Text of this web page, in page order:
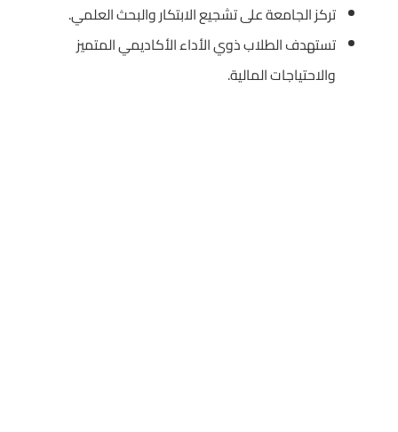
تركز الجامعة على تشجيع الابتكار والبحث العلمي.
تستهدف الطلاب ذوي الأداء الأكاديمي المتميز
والاحتياجات المالية.